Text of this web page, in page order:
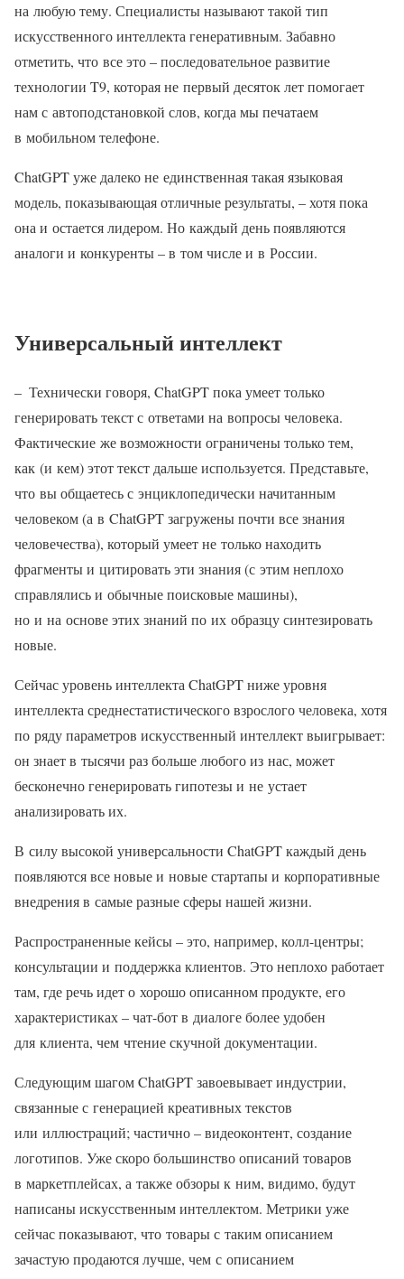
на любую тему. Специалисты называют такой тип
искусственного интеллекта генеративным. Забавно
отметить, что все это – последовательное развитие
технологии T9, которая не первый десяток лет помогает
нам с автоподстановкой слов, когда мы печатаем
в мобильном телефоне.
ChatGPT уже далеко не единственная такая языковая
модель, показывающая отличные результаты, – хотя пока
она и остается лидером. Но каждый день появляются
аналоги и конкуренты – в том числе и в России.
Универсальный интеллект
– Технически говоря, ChatGPT пока умеет только
генерировать текст с ответами на вопросы человека.
Фактические же возможности ограничены только тем,
как (и кем) этот текст дальше используется. Представьте,
что вы общаетесь с энциклопедически начитанным
человеком (а в ChatGPT загружены почти все знания
человечества), который умеет не только находить
фрагменты и цитировать эти знания (с этим неплохо
справлялись и обычные поисковые машины),
но и на основе этих знаний по их образцу синтезировать
новые.
Сейчас уровень интеллекта ChatGPT ниже уровня
интеллекта среднестатистического взрослого человека, хотя
по ряду параметров искусственный интеллект выигрывает:
он знает в тысячи раз больше любого из нас, может
бесконечно генерировать гипотезы и не устает
анализировать их.
В силу высокой универсальности ChatGPT каждый день
появляются все новые и новые стартапы и корпоративные
внедрения в самые разные сферы нашей жизни.
Распространенные кейсы – это, например, колл-центры;
консультации и поддержка клиентов. Это неплохо работает
там, где речь идет о хорошо описанном продукте, его
характеристиках – чат-бот в диалоге более удобен
для клиента, чем чтение скучной документации.
Следующим шагом ChatGPT завоевывает индустрии,
связанные с генерацией креативных текстов
или иллюстраций; частично – видеоконтент, создание
логотипов. Уже скоро большинство описаний товаров
в маркетплейсах, а также обзоры к ним, видимо, будут
написаны искусственным интеллектом. Метрики уже
сейчас показывают, что товары с таким описанием
зачастую продаются лучше, чем с описанием